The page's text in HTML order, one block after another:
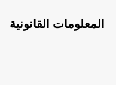
المعلومات القانونية